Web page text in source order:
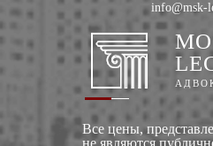
Все цены,
info@msk-